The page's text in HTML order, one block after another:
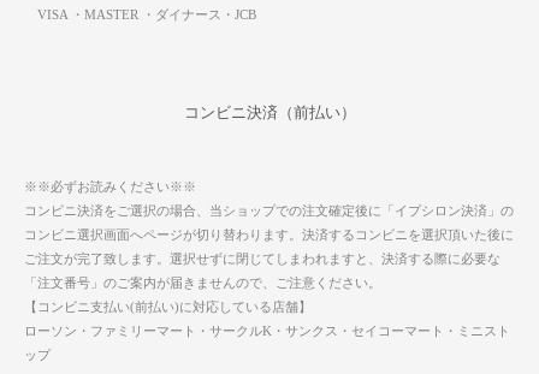
VISA ・MASTER ・ダイナース・JCB
コンビニ決済（前払い）
※※必ずお読みください※※
コンビニ決済をご選択の場合、当ショップでの注文確定後に「イプシロン決済」の
コンビニ選択画面へページが切り替わります。決済するコンビニを選択頂いた後に
ご注文が完了致します。選択せずに閉じてしまわれますと、決済する際に必要な
「注文番号」のご案内が届きませんので、ご注意ください。
【コンビニ支払い(前払い)に対応している店舗】
ローソン・ファミリーマート・サークルK・サンクス・セイコーマート・ミニスト
ップ